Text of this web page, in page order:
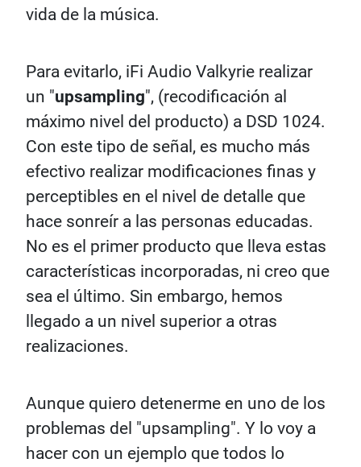
vida de la música.
Para evitarlo, iFi Audio Valkyrie realizar
un "upsampling", (recodificación al
máximo nivel del producto) a DSD 1024.
Con este tipo de señal, es mucho más
efectivo realizar modificaciones finas y
perceptibles en el nivel de detalle que
hace sonreír a las personas educadas.
No es el primer producto que lleva estas
características incorporadas, ni creo que
sea el último. Sin embargo, hemos
llegado a un nivel superior a otras
realizaciones.
Aunque quiero detenerme en uno de los
problemas del "upsampling". Y lo voy a
hacer con un ejemplo que todos lo